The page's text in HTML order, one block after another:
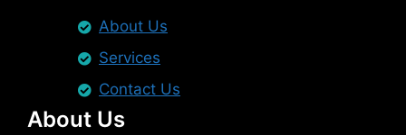
About Us
Services
Contact Us
About Us